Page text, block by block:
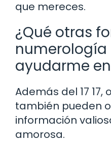
que mereces.
¿Qué otras
numerología
ayudarme
Además del 17
también pueden
información
amorosa.